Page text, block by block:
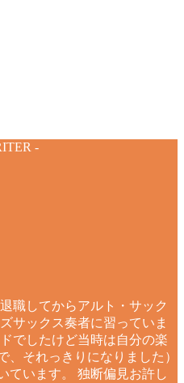
-
職してからアルト・サック
サックス奏者に習っていま
でしたけど当時は自分の楽
、それっきりになりました）
ています。 独断偏見お許し